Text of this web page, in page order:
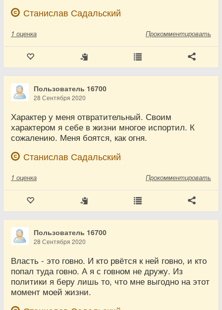
Станислав Садальский
1 оценка Прокомментировать
Пользователь 16700
28 Сентября 2020
Характер у меня отвратительный. Своим
характером я себе в жизни многое испортил. К
сожалению. Меня боятся, как огня.
Станислав Садальский
1 оценка Прокомментировать
Пользователь 16700
28 Сентября 2020
Власть - это говно. И кто рвётся к ней говно, и кто
попал туда говно. А я с говном не дружу. Из
политики я беру лишь то, что мне выгодно на этот
момент моей жизни.